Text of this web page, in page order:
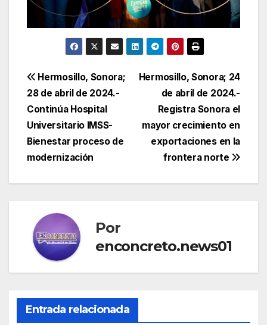
Navegación
de
entradas
Hermosillo, Sonora; 24
de abril de 2024.-
Registra Sonora el
mayor crecimiento en
exportaciones en la
frontera norte
Hermosillo, Sonora;
28 de abril de 2024.-
Continúa Hospital
Universitario IMSS-
Bienestar proceso de
modernización
Por
enconcreto.news01
Entrada relacionada